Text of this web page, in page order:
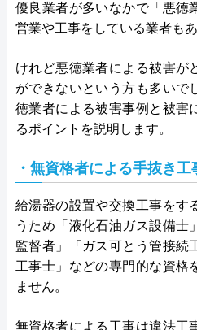
優良業者が多いなかで「悪徳
営業や工事をしている業者もあ
けれど悪徳業者による被害が
ができないという方も多いで
徳業者による被害事例と被害
るポイントを説明します。
・無資格者による手抜き工
給湯器の設置や交換工事をす
うため「液化石油ガス設備士
監督者」「ガス可とう管接続
工事士」などの専門的な資格
ません。
無資格者による工事は違法工